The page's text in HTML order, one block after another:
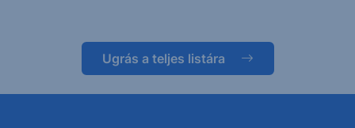
Ugrás a teljes listára